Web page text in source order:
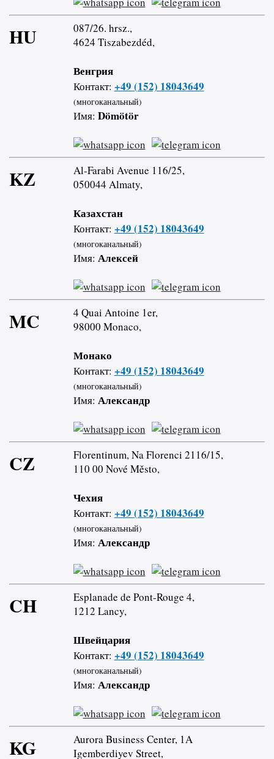
HU
087/26. hrsz.,
4624 Tiszabezdéd,
Венгрия
Контакт: +49 (152) 18043649
(многоканальный)
Имя: Dömötör
KZ
Al-Farabi Avenue 116/25,
050044 Almaty,
Казахстан
Контакт: +49 (152) 18043649
(многоканальный)
Имя: Алексей
MC
4 Quai Antoine 1er,
98000 Monaco,
Монако
Контакт: +49 (152) 18043649
(многоканальный)
Имя: Александр
CZ
Florentinum, Na Florenci 2116/15,
110 00 Nové Město,
Чехия
Контакт: +49 (152) 18043649
(многоканальный)
Имя: Александр
CH
Esplanade de Pont-Rouge 4,
1212 Lancy,
Швейцария
Контакт: +49 (152) 18043649
(многоканальный)
Имя: Александр
KG
Aurora Business Center, 1A
Igemberdiyev Street,